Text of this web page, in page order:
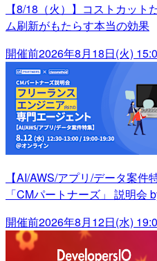
【8/18（火）】コストカッ
ム刷新がもたらす本当の効果
開催前2026年8月18日(火)
【AI/AWS/アプリ/データ案
「CMパートナーズ」 説明会
開催前2026年8月12日(水)